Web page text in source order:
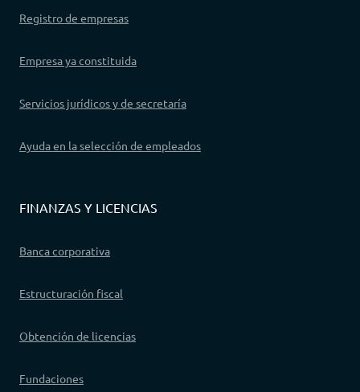
Registro de empresas
Empresa ya constituida
Servicios jurídicos y de secretaría
Ayuda en la selección de empleados
FINANZAS Y LICENCIAS
Banca corporativa
Estructuración fiscal
Obtención de licencias
Fundaciones